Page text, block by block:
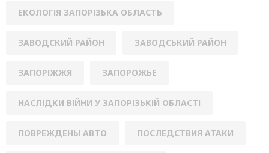
ЕКОЛОГІЯ ЗАПОРІЗЬКА ОБЛАСТЬ
ЗАВОДСКИЙ РАЙОН ЗАВОДСЬКИЙ РАЙОН
ЗАПОРІЖЖЯ ЗАПОРОЖЬЕ
НАСЛІДКИ ВІЙНИ У ЗАПОРІЗЬКІЙ ОБЛАСТІ
ПОВРЕЖДЕНЫ АВТО ПОСЛЕДСТВИЯ АТАКИ